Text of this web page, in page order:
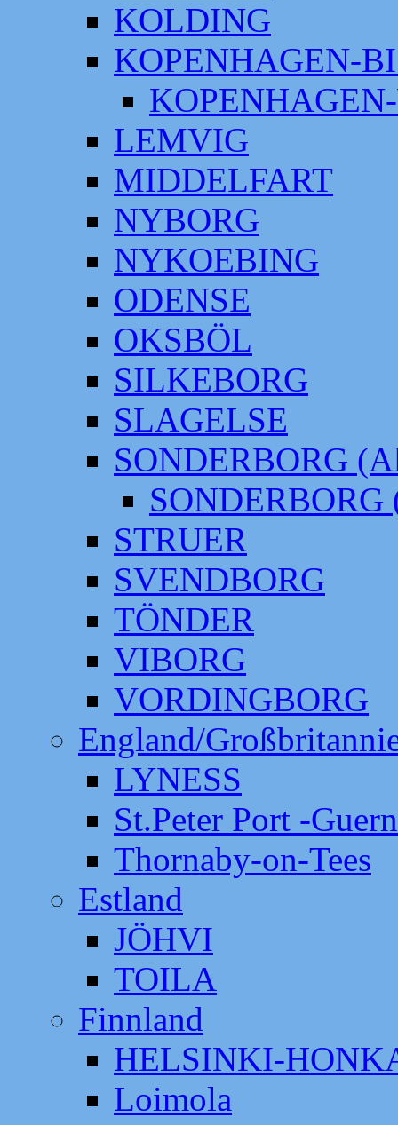
KOLDING
KOPENHAGEN-
LEMVIG
MIDDELFART
NYBORG
NYKOEBING
ODENSE
OKSBÖL
SILKEBORG
SLAGELSE
SONDERBORG
SONDERBORG
STRUER
SVENDBORG
TÖNDER
VIBORG
VORDINGBORG
England/
LYNESS
St.Peter Port -
Thornaby-on-Tees
Estland
JÖHVI
TOILA
Finnland
HELSINKI-
Loimola